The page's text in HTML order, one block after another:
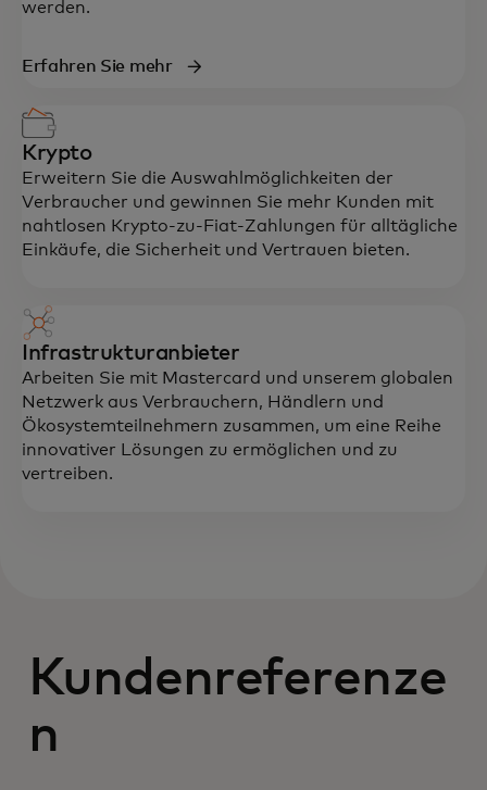
werden.
Erfahren Sie mehr
Krypto
Erweitern Sie die Auswahlmöglichkeiten der
Verbraucher und gewinnen Sie mehr Kunden mit
nahtlosen Krypto-zu-Fiat-Zahlungen für alltägliche
Einkäufe, die Sicherheit und Vertrauen bieten.
Infrastrukturanbieter
Arbeiten Sie mit Mastercard und unserem globalen
Netzwerk aus Verbrauchern, Händlern und
Ökosystemteilnehmern zusammen, um eine Reihe
innovativer Lösungen zu ermöglichen und zu
vertreiben.
Kundenreferenze
n